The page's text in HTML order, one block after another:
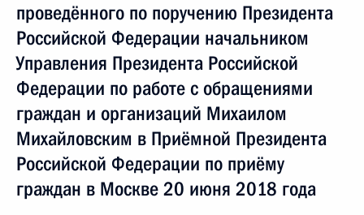
проведённого по поручению Президента
Российской Федерации начальником
Управления Президента Российской
Федерации по работе с обращениями
граждан и организаций Михаилом
Михайловским в Приёмной Президента
Российской Федерации по приёму
граждан в Москве 20 июня 2018 года